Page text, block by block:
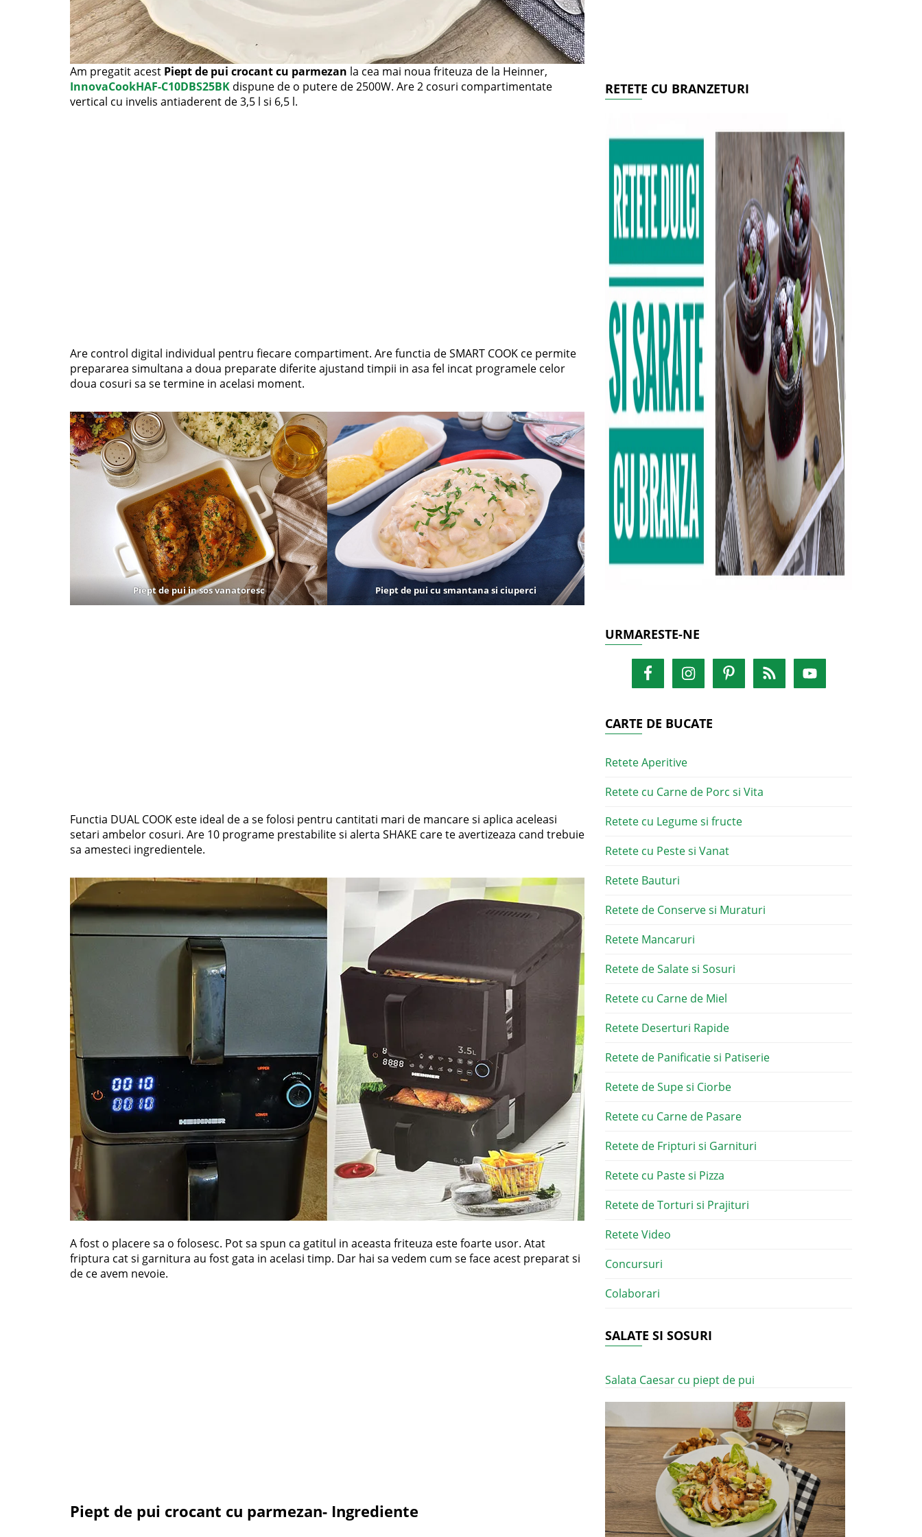
Am pregatit acest Piept de pui crocant cu parmezan la cea mai noua friteuza de la Heinner,
InnovaCookHAF-C10DBS25BK dispune de o putere de 2500W. Are 2 cosuri compartimentate
vertical cu invelis antiaderent de 3,5 l si 6,5 l.
Are control digital individual pentru fiecare compartiment. Are functia de SMART COOK ce permite
prepararea simultana a doua preparate diferite ajustand timpii in asa fel incat programele celor
doua cosuri sa se termine in acelasi moment.
Piept de pui in sos vanatoresc Piept de pui cu smantana si ciuperci
Functia DUAL COOK este ideal de a se folosi pentru cantitati mari de mancare si aplica aceleasi
setari ambelor cosuri. Are 10 programe prestabilite si alerta SHAKE care te avertizeaza cand trebuie
sa amesteci ingredientele.
A fost o placere sa o folosesc. Pot sa spun ca gatitul in aceasta friteuza este foarte usor. Atat
friptura cat si garnitura au fost gata in acelasi timp. Dar hai sa vedem cum se face acest preparat si
de ce avem nevoie.
Piept de pui crocant cu parmezan- Ingrediente
RETETE CU BRANZETURI
URMARESTE-NE
CARTE DE BUCATE
Retete Aperitive
Retete cu Carne de Porc si Vita
Retete cu Legume si fructe
Retete cu Peste si Vanat
Retete Bauturi
Retete de Conserve si Muraturi
Retete Mancaruri
Retete de Salate si Sosuri
Retete cu Carne de Miel
Retete Deserturi Rapide
Retete de Panificatie si Patiserie
Retete de Supe si Ciorbe
Retete cu Carne de Pasare
Retete de Fripturi si Garnituri
Retete cu Paste si Pizza
Retete de Torturi si Prajituri
Retete Video
Concursuri
Colaborari
SALATE SI SOSURI
Salata Caesar cu piept de pui